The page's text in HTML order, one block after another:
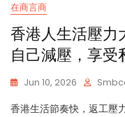
在商言商
香港人生活壓力
自己減壓，享受
Jun 10, 2026
香港生活節奏快，返工壓